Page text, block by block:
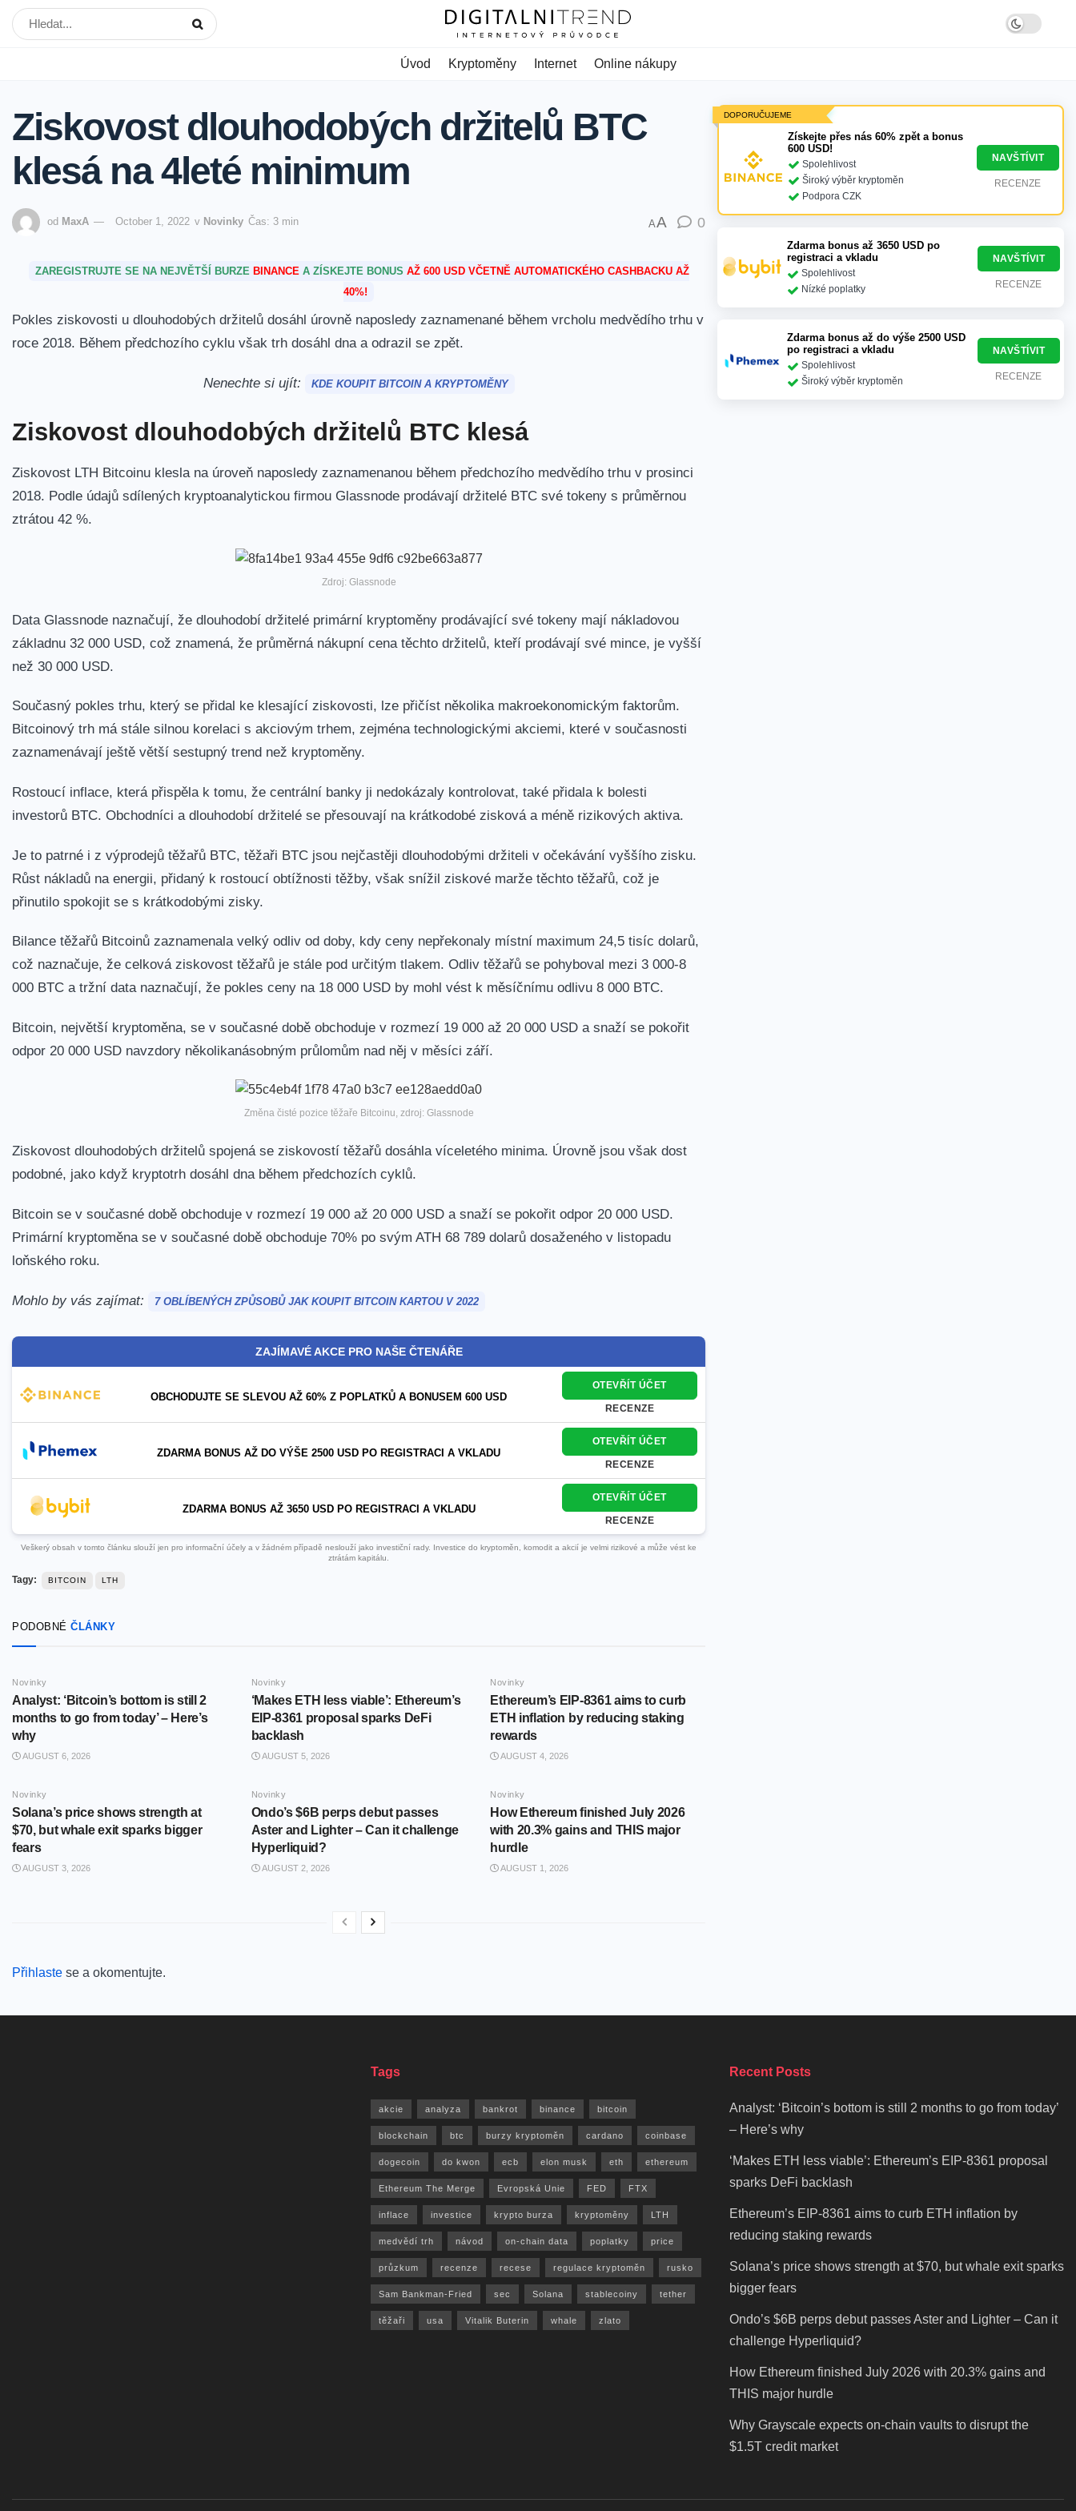
Úvod Kryptoměny Internet Online nákupy
Ziskovost dlouhodobých držitelů BTC
klesá na 4leté minimum
od MaxA October 1, 2022 v Novinky Čas: 3 min AA 0
ZAREGISTRUJTE SE NA NEJVĚTŠÍ BURZE BINANCEA ZÍSKEJTE BONUS AŽ 600 USD VČETNĚ AUTOMATICKÉHO CASHBACKU AŽ
40%!
Pokles ziskovosti u dlouhodobých držitelů dosáhl úrovně naposledy zaznamenané během vrcholu medvědího trhu v
roce 2018. Během předchozího cyklu však trh dosáhl dna a odrazil se zpět.
Nenechte si ujít: KDE KOUPIT BITCOIN A KRYPTOMĚNY
Ziskovost dlouhodobých držitelů BTC klesá
Ziskovost LTH Bitcoinu klesla na úroveň naposledy zaznamenanou během předchozího medvědího trhu v prosinci
2018. Podle údajů sdílených kryptoanalytickou firmou Glassnode prodávají držitelé BTC své tokeny s průměrnou
ztrátou 42 %.
Zdroj: Glassnode
Data Glassnode naznačují, že dlouhodobí držitelé primární kryptoměny prodávající své tokeny mají nákladovou
základnu 32 000 USD, což znamená, že průměrná nákupní cena těchto držitelů, kteří prodávají své mince, je vyšší
než 30 000 USD.
Současný pokles trhu, který se přidal ke klesající ziskovosti, lze přičíst několika makroekonomickým faktorům.
Bitcoinový trh má stále silnou korelaci s akciovým trhem, zejména technologickými akciemi, které v současnosti
zaznamenávají ještě větší sestupný trend než kryptoměny.
Rostoucí inflace, která přispěla k tomu, že centrální banky ji nedokázaly kontrolovat, také přidala k bolesti
investorů BTC. Obchodníci a dlouhodobí držitelé se přesouvají na krátkodobé zisková a méně rizikových aktiva.
Je to patrné i z výprodejů těžařů BTC, těžaři BTC jsou nejčastěji dlouhodobými držiteli v očekávání vyššího zisku.
Růst nákladů na energii, přidaný k rostoucí obtížnosti těžby, však snížil ziskové marže těchto těžařů, což je
přinutilo spokojit se s krátkodobými zisky.
Bilance těžařů Bitcoinů zaznamenala velký odliv od doby, kdy ceny nepřekonaly místní maximum 24,5 tisíc dolarů,
což naznačuje, že celková ziskovost těžařů je stále pod určitým tlakem. Odliv těžařů se pohyboval mezi 3 000-8
000 BTC a tržní data naznačují, že pokles ceny na 18 000 USD by mohl vést k měsíčnímu odlivu 8 000 BTC.
Bitcoin, největší kryptoměna, se v současné době obchoduje v rozmezí 19 000 až 20 000 USD a snaží se pokořit
odpor 20 000 USD navzdory několikanásobným průlomům nad něj v měsíci září.
Změna čisté pozice těžaře Bitcoinu, zdroj: Glassnode
Ziskovost dlouhodobých držitelů spojená se ziskovostí těžařů dosáhla víceletého minima. Úrovně jsou však dost
podobné, jako když kryptotrh dosáhl dna během předchozích cyklů.
Bitcoin se v současné době obchoduje v rozmezí 19 000 až 20 000 USD a snaží se pokořit odpor 20 000 USD.
Primární kryptoměna se v současné době obchoduje 70% po svým ATH 68 789 dolarů dosaženého v listopadu
loňského roku.
Mohlo by vás zajímat: 7 OBLÍBENÝCH ZPŮSOBŮ JAK KOUPIT BITCOIN KARTOU V 2022
ZAJÍMAVÉ AKCE PRO NAŠE ČTENÁŘE
OBCHODUJTE SE SLEVOU AŽ 60% Z POPLATKŮ A BONUSEM 600 USD
OTEVŘÍT ÚČET
RECENZE
ZDARMA BONUS AŽ DO VÝŠE 2500 USD PO REGISTRACI A VKLADU
OTEVŘÍT ÚČET
RECENZE
ZDARMA BONUS AŽ 3650 USD PO REGISTRACI A VKLADU
OTEVŘÍT ÚČET
RECENZE
Veškerý obsah v tomto článku slouží jen pro informační účely a v žádném případě neslouží jako investiční rady. Investice do kryptoměn, komodit a akcií je velmi rizikové a může vést ke
ztrátám kapitálu.
Tagy: BITCOIN LTH
PODOBNÉ ČLÁNKY
Novinky
Analyst: ‘Bitcoin’s bottom is still 2
months to go from today’ – Here’s
why
AUGUST 6, 2026
Novinky
‘Makes ETH less viable’: Ethereum’s
EIP-8361 proposal sparks DeFi
backlash
AUGUST 5, 2026
Novinky
Ethereum’s EIP-8361 aims to curb
ETH inflation by reducing staking
rewards
AUGUST 4, 2026
Novinky
Solana’s price shows strength at
$70, but whale exit sparks bigger
fears
AUGUST 3, 2026
Novinky
Ondo’s $6B perps debut passes
Aster and Lighter – Can it challenge
Hyperliquid?
AUGUST 2, 2026
Novinky
How Ethereum finished July 2026
with 20.3% gains and THIS major
hurdle
AUGUST 1, 2026
Přihlaste se a okomentujte.
DOPORUČUJEME
Získejte přes nás 60% zpět a bonus
600 USD!
Spolehlivost
Široký výběr kryptoměn
Podpora CZK
NAVŠTÍVIT
RECENZE
Zdarma bonus až 3650 USD po
registraci a vkladu
Spolehlivost
Nízké poplatky
NAVŠTÍVIT
RECENZE
Zdarma bonus až do výše 2500 USD
po registraci a vkladu
Spolehlivost
Široký výběr kryptoměn
NAVŠTÍVIT
RECENZE
Tags
akcie analyza bankrot binance bitcoin
blockchain btc burzy kryptoměn cardano coinbase
dogecoin do kwon ecb elon musk eth ethereum
Ethereum The Merge Evropská Unie FED FTX
inflace investice krypto burza kryptoměny LTH
medvědí trh návod on-chain data poplatky price
průzkum recenze recese regulace kryptoměn rusko
Sam Bankman-Fried sec Solana stablecoiny tether
těžaři usa Vitalik Buterin whale zlato
Recent Posts
Analyst: ‘Bitcoin’s bottom is still 2 months to go from today’
– Here’s why
‘Makes ETH less viable’: Ethereum’s EIP-8361 proposal
sparks DeFi backlash
Ethereum’s EIP-8361 aims to curb ETH inflation by
reducing staking rewards
Solana’s price shows strength at $70, but whale exit sparks
bigger fears
Ondo’s $6B perps debut passes Aster and Lighter – Can it
challenge Hyperliquid?
How Ethereum finished July 2026 with 20.3% gains and
THIS major hurdle
Why Grayscale expects on-chain vaults to disrupt the
$1.5T credit market